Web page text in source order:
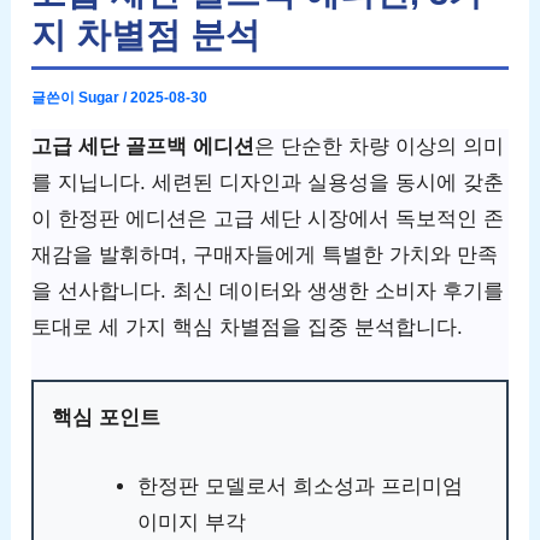
지 차별점 분석
글쓴이Sugar/2025-08-30
고급 세단 골프백 에디션은 단순한 차량 이상의 의미
를 지닙니다. 세련된 디자인과 실용성을 동시에 갖춘
이 한정판 에디션은 고급 세단 시장에서 독보적인 존
재감을 발휘하며, 구매자들에게 특별한 가치와 만족
을 선사합니다. 최신 데이터와 생생한 소비자 후기를
토대로 세 가지 핵심 차별점을 집중 분석합니다.
핵심 포인트
한정판 모델로서 희소성과 프리미엄
이미지 부각